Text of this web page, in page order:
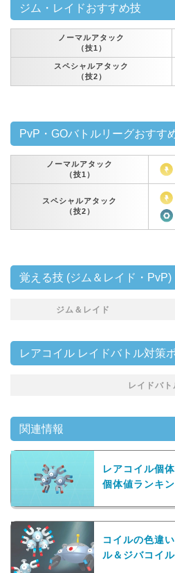
ジム・レイドおすすめ技
ノーマルアタック
（技1）
スペシャルアタック
（技2）
PvP・GOバトルリーグおすす
ノーマルアタック
（技1）
スペシャルアタック
（技2）
覚える技 (ジム＆レイド・PvP)
ジム＆レイド
レアコイル レイドバトル対策
レイドバト
関連情報
レアコイル個
個体値ランキ
コイルの色違
ル＆ジバコイ